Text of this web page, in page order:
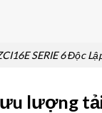
SERIE 6 Độc
ưu lượng